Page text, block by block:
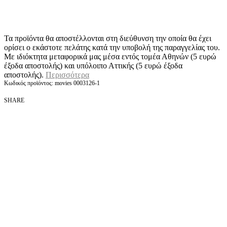
Τα προϊόντα θα αποστέλλονται στη διεύθυνση την οποία θα έχει
ορίσει ο εκάστοτε πελάτης κατά την υποβολή της παραγγελίας του.
Με ιδιόκτητα μεταφορικά μας μέσα εντός τομέα Αθηνών (5 ευρώ
έξοδα αποστολής) και υπόλοιπο Αττικής (5 ευρώ έξοδα
αποστολής). Περισσότερα
movies 0003126-1
SHARE